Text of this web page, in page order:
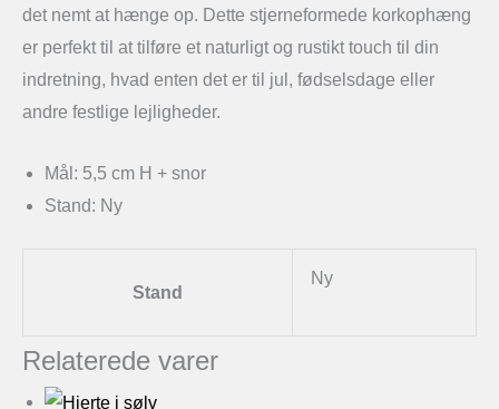
det nemt at hænge op. Dette stjerneformede korkophæng
er perfekt til at tilføre et naturligt og rustikt touch til din
indretning, hvad enten det er til jul, fødselsdage eller
andre festlige lejligheder.
Mål: 5,5 cm H + snor
Stand: Ny
Stand
Ny
Relaterede varer